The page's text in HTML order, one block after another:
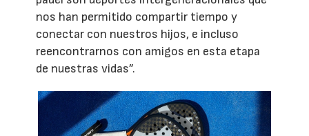
nos han permitido compartir tiempo y
conectar con nuestros hijos, e incluso
reencontrarnos con amigos en esta etapa
de nuestras vidas”.